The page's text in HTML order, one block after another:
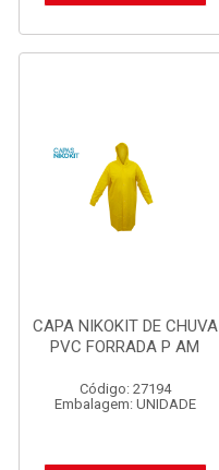
CAPA NIKOKIT DE CHUVA
PVC FORRADA P AM
Código: 27194
Embalagem: UNIDADE